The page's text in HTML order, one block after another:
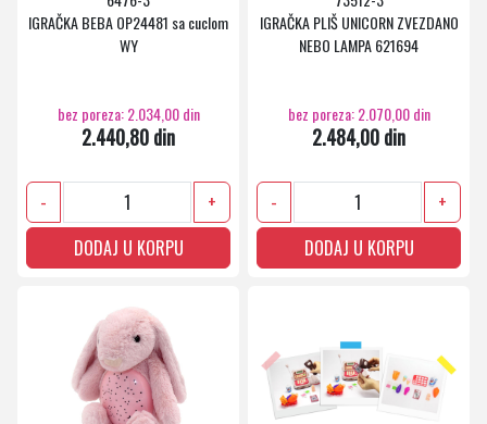
IGRAČKA BEBA OP24481 sa cuclom
WY
bez poreza: 2.034,00 din
2.440,80 din
-
+
DODAJ U KORPU
IGRAČKA PLIŠ UNICORN ZVEZDANO
NEBO LAMPA 621694
bez poreza: 2.070,00 din
2.484,00 din
-
+
DODAJ U KORPU